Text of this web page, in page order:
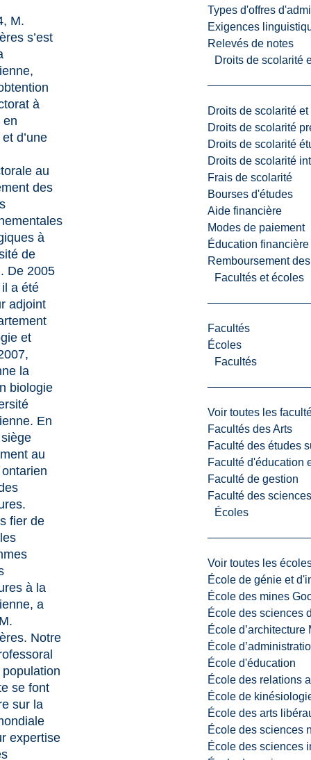
Types d'offres
Exigences
Relevés de notes
Droits de scolarité
Droits de scolarité
Droits de scolarité
Droits de scolarité
Droits de scolarité
Frais de scolarité
Bourses d'études
Aide financière
Modes de paiement
Éducation financière
Remboursement
Facultés et écoles
Facultés
Écoles
Facultés
Voir toutes les
Facultés des Arts
Faculté des études
Faculté d'éducation
Faculté de gestion
Faculté des
Écoles
Voir toutes les
École de génie et
École des mines
École des sciences
École d’architecture
École
École d'éducation
École des relations
École de
École des arts
École des sciences
École des sciences
M.
s’est
à
en
d’une
au
des
à
de
De 2005
a été
adjoint
et
la
biologie
En
au
fier de
à la
a
Notre
se font
sur la
expertise